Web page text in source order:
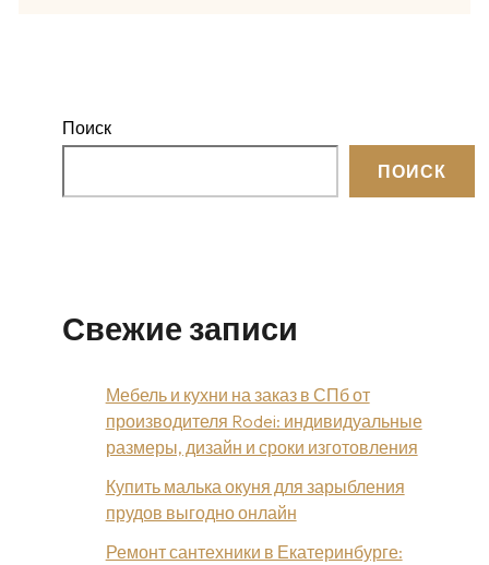
Поиск
ПОИСК
Свежие записи
Мебель и кухни на заказ в СПб от
производителя Rodei: индивидуальные
размеры, дизайн и сроки изготовления
Купить малька окуня для зарыбления
прудов выгодно онлайн
Ремонт сантехники в Екатеринбурге: